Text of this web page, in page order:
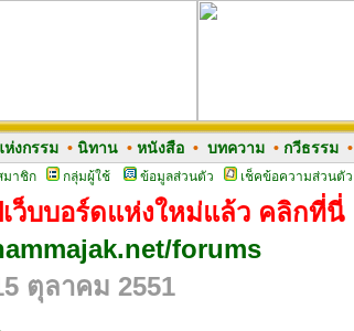
ห่งกรรม• นิทาน• หนังสือ• บทความ• กวีธรรม•
มาชิก กลุ่มผู้ใช้ ข้อมูลส่วนตัว เช็คข้อความส่วนตัว
ว็บบอร์ดแห่งใหม่แล้ว คลิกที่นี่
forums
ตุลาคม 2551